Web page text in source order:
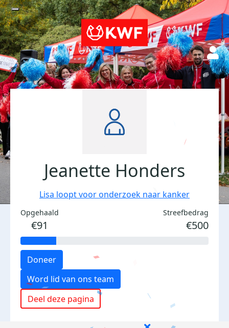
Jeanette Honders
Lisa loopt voor onderzoek naar kanker
Opgehaald
€91
Streefbedrag
€500
Doneer
Word lid van ons team
Deel deze pagina